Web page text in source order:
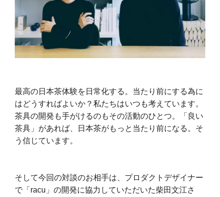
最高の日本茶体験を日常化する。当たり前にする為に
はどうすればよいか？私たちはいつも考えています。
茶具の開発も手がけるのもその活動のひとつ。「良い
茶具」があれば、日本茶がもっと当たり前になる。そ
う信じています。
そして今回の対談のお相手は、プロダクトデザイナー
で「racu」の開発に協力していただいた柴田文江さ